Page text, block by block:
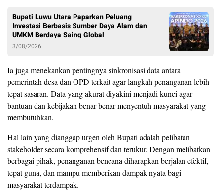
Bupati Luwu Utara Paparkan Peluang
Investasi Berbasis Sumber Daya Alam dan
UMKM Berdaya Saing Global
3/08/2026
Ia juga menekankan pentingnya sinkronisasi data antara
pemerintah desa dan OPD terkait agar langkah penanganan lebih
tepat sasaran. Data yang akurat diyakini menjadi kunci agar
bantuan dan kebijakan benar-benar menyentuh masyarakat yang
membutuhkan.
Hal lain yang dianggap urgen oleh Bupati adalah pelibatan
stakeholder secara komprehensif dan terukur. Dengan melibatkan
berbagai pihak, penanganan bencana diharapkan berjalan efektif,
tepat guna, dan mampu memberikan dampak nyata bagi
masyarakat terdampak.